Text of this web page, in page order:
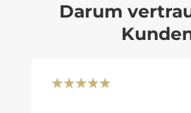
Darum